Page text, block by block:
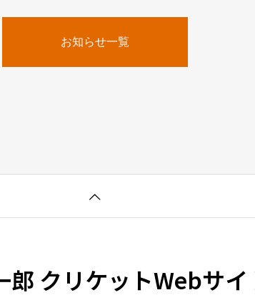
お知らせ一覧
郎 クリケットWebサイ